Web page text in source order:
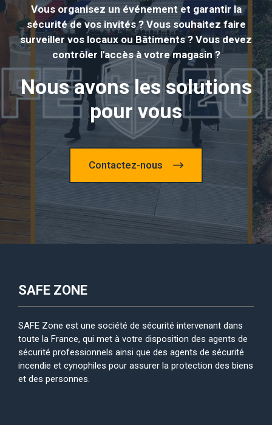
Vous organisez un événement et garantir la
sécurité de vos invités ? Vous souhaitez faire
surveiller vos locaux ou Bâtiments ? Vous devez
contrôler l'accès à votre magasin ?
Nous avons les solutions
pour vous
Contactez-nous
SAFE ZONE
SAFE Zone est une société de sécurité intervenant dans
toute la France, qui met à votre disposition des agents de
sécurité professionnels ainsi que des agents de sécurité
incendie et cynophiles pour assurer la protection des biens
et des personnes.